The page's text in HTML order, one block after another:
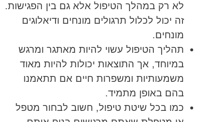
לא רק במהלך הטיפול אלא גם בין הפגישות.
זה יכול לכלול תרגולים מונחים ודיאלוגים
מונחים.
תהליך הטיפול עשוי להיות מאתגר ומרגש
במיוחד, אך התוצאות יכולות להיות מאוד
משמעותיות ומשפרות חיים אם תתאמנו
בהם באופן מתמיד.
כמו בכל שיטת טיפול, חשוב לבחור מטפל